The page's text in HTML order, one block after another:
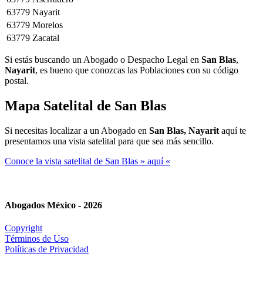
63779 Nayarit
63779 Morelos
63779 Zacatal
Si estás buscando un Abogado o Despacho Legal en San Blas,
Nayarit, es bueno que conozcas las Poblaciones con su código
postal.
Mapa Satelital de San Blas
Si necesitas localizar a un Abogado en San Blas, Nayarit aquí te
presentamos una vista satelital para que sea más sencillo.
Conoce la vista satelital de San Blas » aquí «
Abogados México - 2026
Copyright
Términos de Uso
Políticas de Privacidad